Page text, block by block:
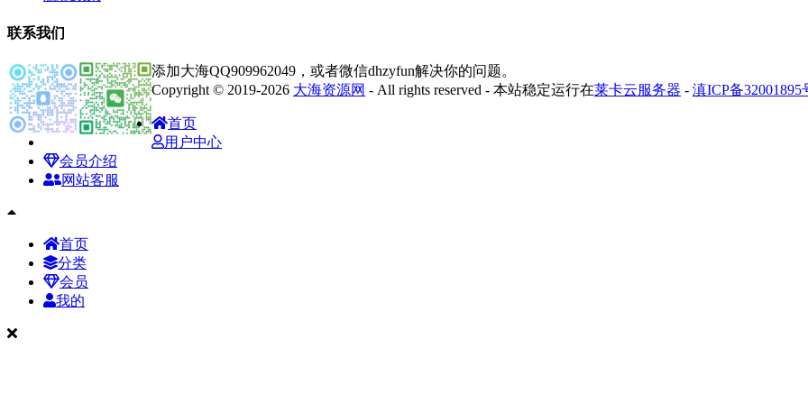
联系我们
添加大海QQ909962049，或者微信dhzyfun解决你的问题。
Copyright © 2019-2026 大海资源网 - All rights reserved - 本站稳定运行在莱卡云服务器 - 滇ICP备32001895
首页
用户中心
会员介绍
网站客服
首页
分类
会员
我的